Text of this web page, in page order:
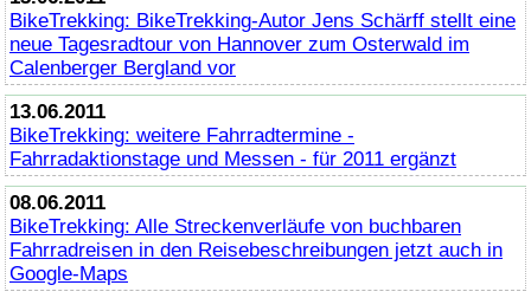
BikeTrekking: BikeTrekking-Autor Jens Schärff stellt eine
neue Tagesradtour von Hannover zum Osterwald im
Calenberger Bergland vor
13.06.2011
BikeTrekking: weitere Fahrradtermine -
Fahrradaktionstage und Messen - für 2011 ergänzt
08.06.2011
BikeTrekking: Alle Streckenverläufe von buchbaren
Fahrradreisen in den Reisebeschreibungen jetzt auch in
Google-Maps